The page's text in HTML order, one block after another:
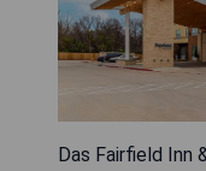
Das Fairfield Inn